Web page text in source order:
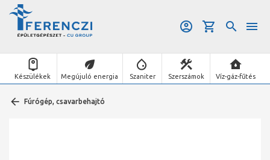
Készülékek Megújuló energia Szaniter Szerszámok Víz-gáz-fűtés
Fúrógép, csavarbehajtó